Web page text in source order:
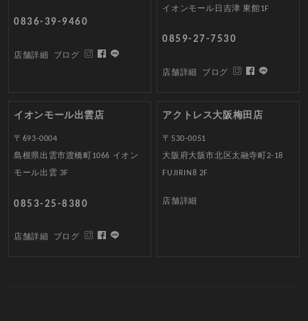
0836-39-9460
店舗詳細 ブログ
イオンモール日吉津 東館1F
0859-27-7530
店舗詳細 ブログ
イオンモール出雲店
〒693-0004
島根県出雲市渡橋町1066 イオン
モール出雲 3F
0853-25-8380
店舗詳細 ブログ
アクトレス大阪梅田店
〒530-0051
大阪府大阪市北区太融寺町2-18
FUJIRIN8 2F
店舗詳細